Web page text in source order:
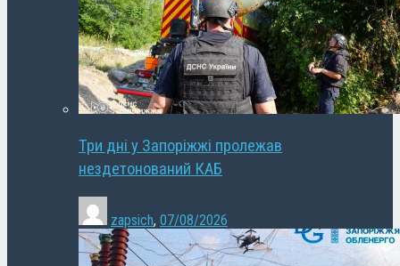
Три дні у Запоріжжі пролежав
нездетонований КАБ
zapsich, 07/08/2026